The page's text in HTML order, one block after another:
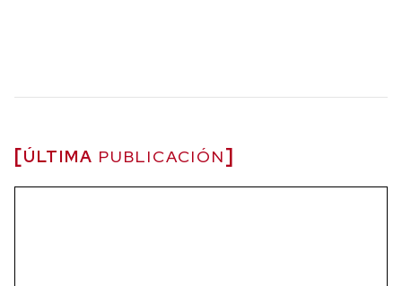
ÚLTIMA PUBLICACIÓN